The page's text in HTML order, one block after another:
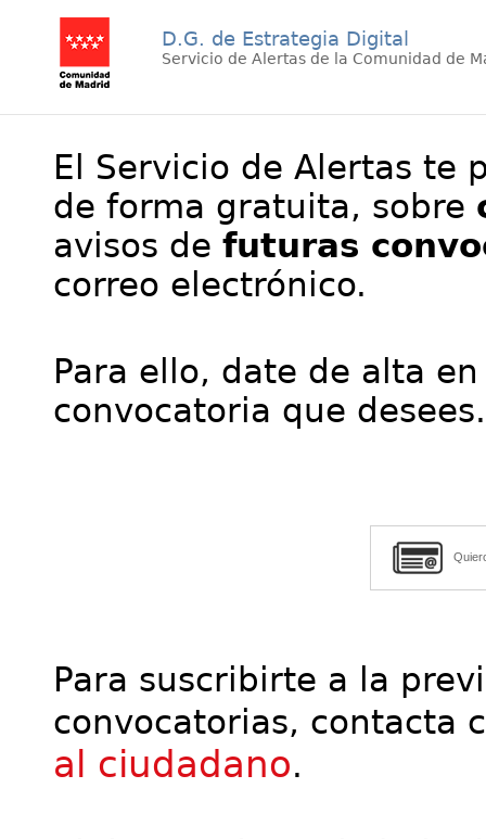
D.G. de Estrategia Digital
Servicio de Alertas de la Comunidad de
El Servicio de Alertas te
de forma gratuita, sobre
avisos de futuras
correo electrónico.
Para ello, date de alta
convocatoria que desees.
Para suscribirte a la
convocatorias, contacta
al ciudadano.